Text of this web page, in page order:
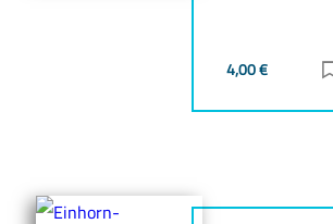
4,00€